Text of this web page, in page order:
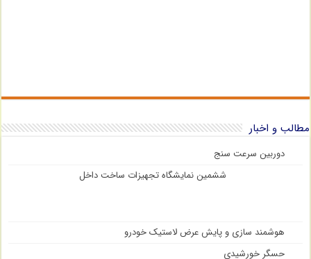
مطالب و اخبار
دوربین سرعت سنج
ششمین نمایشگاه تجهیزات ساخت داخل
هوشمند سازی و پایش عرض لاستیک خودرو
حسگر خورشیدی